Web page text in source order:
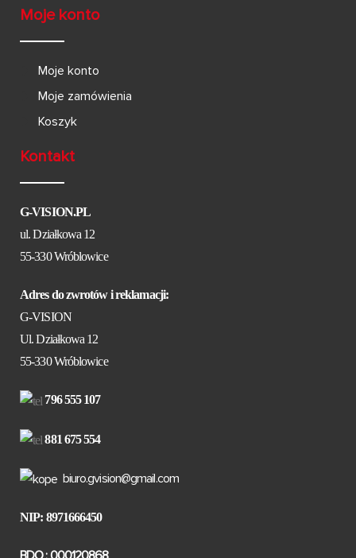
Moje konto
Moje konto
Moje zamówienia
Koszyk
Kontakt
G-VISION.PL
ul. Działkowa 12
55-330 Wróblowice
Adres do zwrotów i reklamacji:
G-VISION
Ul. Działkowa 12
55-330 Wróblowice
796 555 107
881 675 554
biuro.gvision@gmail.com
NIP: 8971666450